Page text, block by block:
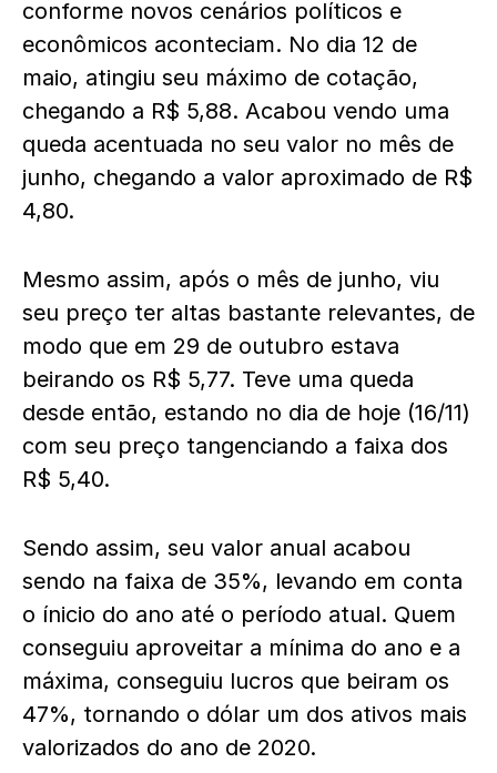
conforme novos cenários políticos e
econômicos aconteciam. No dia 12 de
maio, atingiu seu máximo de cotação,
chegando a R$ 5,88. Acabou vendo uma
queda acentuada no seu valor no mês de
junho, chegando a valor aproximado de R$
4,80.
Mesmo assim, após o mês de junho, viu
seu preço ter altas bastante relevantes, de
modo que em 29 de outubro estava
beirando os R$ 5,77. Teve uma queda
desde então, estando no dia de hoje (16/11)
com seu preço tangenciando a faixa dos
R$ 5,40.
Sendo assim, seu valor anual acabou
sendo na faixa de 35%, levando em conta
o ínicio do ano até o período atual. Quem
conseguiu aproveitar a mínima do ano e a
máxima, conseguiu lucros que beiram os
47%, tornando o dólar um dos ativos mais
valorizados do ano de 2020.